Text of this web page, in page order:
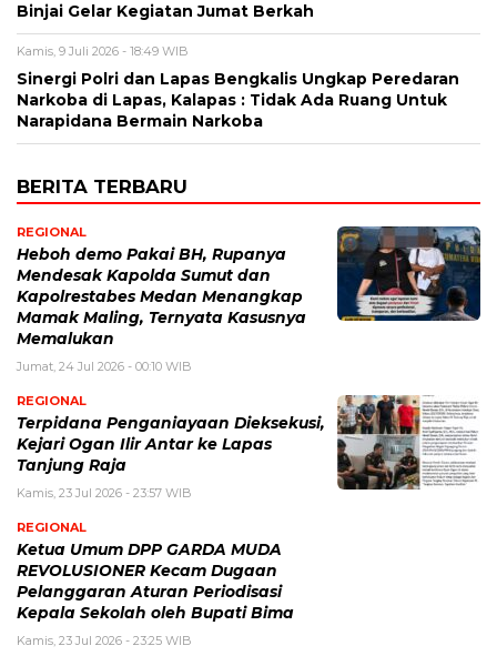
Binjai Gelar Kegiatan Jumat Berkah
Kamis, 9 Juli 2026 - 18:49 WIB
Sinergi Polri dan Lapas Bengkalis Ungkap Peredaran
Narkoba di Lapas, Kalapas : Tidak Ada Ruang Untuk
Narapidana Bermain Narkoba
BERITA TERBARU
REGIONAL
Heboh demo Pakai BH, Rupanya
Mendesak Kapolda Sumut dan
Kapolrestabes Medan Menangkap
Mamak Maling, Ternyata Kasusnya
Memalukan
Jumat, 24 Jul 2026 - 00:10 WIB
REGIONAL
Terpidana Penganiayaan Dieksekusi,
Kejari Ogan Ilir Antar ke Lapas
Tanjung Raja
Kamis, 23 Jul 2026 - 23:57 WIB
REGIONAL
Ketua Umum DPP GARDA MUDA
REVOLUSIONER Kecam Dugaan
Pelanggaran Aturan Periodisasi
Kepala Sekolah oleh Bupati Bima
Kamis, 23 Jul 2026 - 23:25 WIB